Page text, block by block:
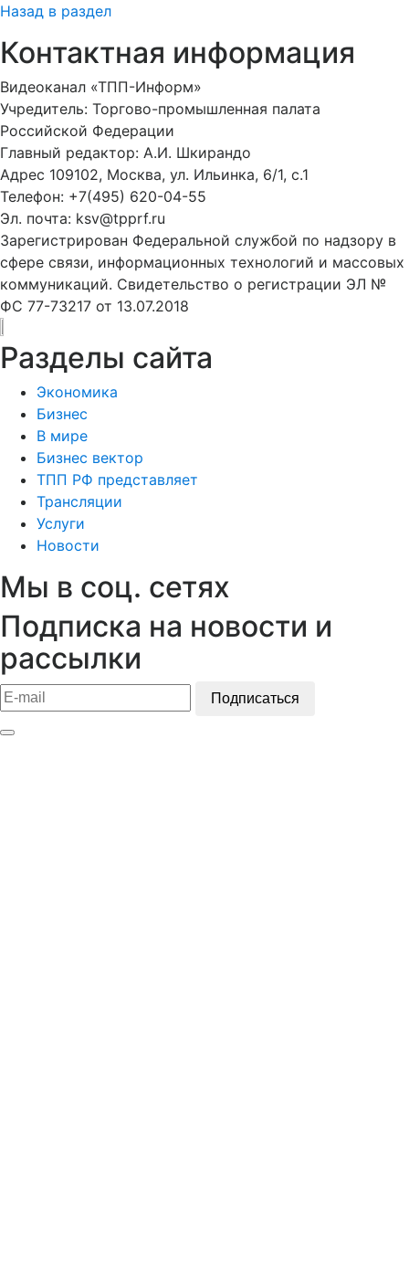
Назад в раздел
Контактная информация
Видеоканал «ТПП-Информ»
Учредитель: Торгово-промышленная палата
Российской Федерации
Главный редактор: А.И. Шкирандо
Адрес 109102, Москва, ул. Ильинка, 6/1, c.1
Телефон: +7(495) 620-04-55
Эл. почта: ksv@tpprf.ru
Зарегистрирован Федеральной службой по надзору в
сфере связи, информационных технологий и массовых
коммуникаций. Свидетельство о регистрации ЭЛ №
ФС 77-73217 от 13.07.2018
Разделы сайта
Экономика
Бизнес
В мире
Бизнес вектор
ТПП РФ представляет
Трансляции
Услуги
Новости
Мы в соц. сетях
Подписка на новости и
рассылки
Подписаться